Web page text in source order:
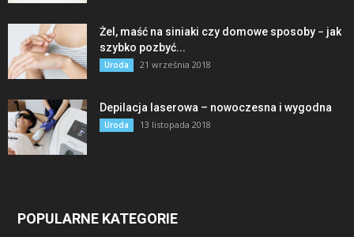
Żel, maść na siniaki czy domowe sposoby − jak
szybko pozbyć...
Uroda 21 września 2018
Depilacja laserowa – nowoczesna i wygodna
Uroda 13 listopada 2018
POPULARNE KATEGORIE